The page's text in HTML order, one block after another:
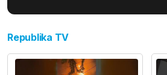
Republika TV